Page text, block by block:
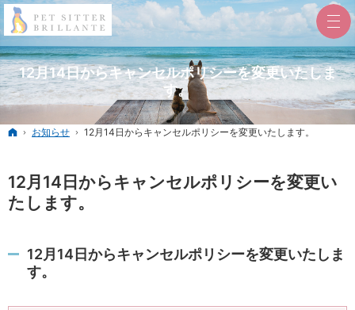
12月14日からキャンセルポリシーを変更いたしま
す。
ホーム
お知らせ 12月14日からキャンセルポリシーを変更いたします。
12月14日からキャンセルポリシーを変更い
たします。
12月14日からキャンセルポリシーを変更いたしま
す。